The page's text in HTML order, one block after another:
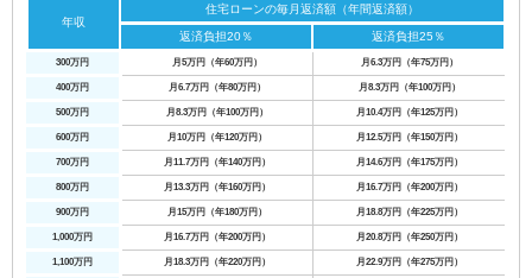
年収
住宅ローンの毎月返済額（年間返済額）
返済負担20％ 返済負担25％
300万円 月5万円（年60万円） 月6.3万円（年75万円）
400万円 月6.7万円（年80万円） 月8.3万円（年100万円）
500万円 月8.3万円（年100万円） 月10.4万円（年125万円）
600万円 月10万円（年120万円） 月12.5万円（年150万円）
700万円 月11.7万円（年140万円） 月14.6万円（年175万円）
800万円 月13.3万円（年160万円） 月16.7万円（年200万円）
900万円 月15万円（年180万円） 月18.8万円（年225万円）
1,000万円 月16.7万円（年200万円） 月20.8万円（年250万円）
1,100万円 月18.3万円（年220万円） 月22.9万円（年275万円）